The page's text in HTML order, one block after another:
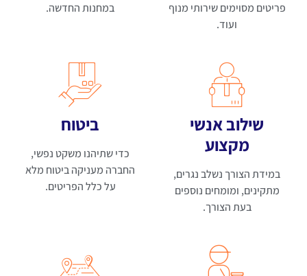
פריטים מסוימים שירותי מנוף
ועוד.
במחנות החדשה.
שילוב אנשי
מקצוע
במידת הצורך נשלב נגרים,
מתקינים, ומומחים נוספים
בעת הצורך.
ביטוח
כדי שתיהנו משקט נפשי,
החברה מעניקה ביטוח מלא
על כלל הפריטים.